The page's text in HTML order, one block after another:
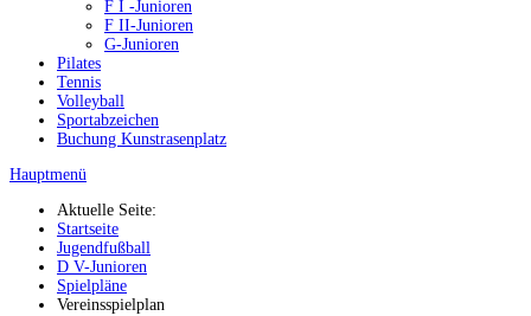
F I -Junioren
F II-Junioren
G-Junioren
Pilates
Tennis
Volleyball
Sportabzeichen
Buchung Kunstrasenplatz
Hauptmenü
Aktuelle Seite:
Startseite
Jugendfußball
D V-Junioren
Spielpläne
Vereinsspielplan